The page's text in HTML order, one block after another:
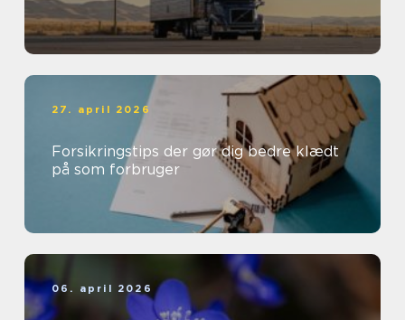
27. april 2026
Forsikringstips der gør dig bedre klædt
på som forbruger
06. april 2026